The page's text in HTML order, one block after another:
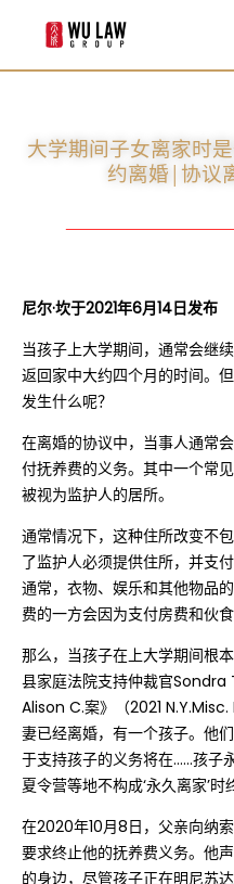
首页
移民法
商业法
律师团队
Emily L. Robinson
联系我们
大学期间子女离家时
约离婚|协议
尼尔·坎于2021年6月14日发布
当孩子上大学期间，通常会继
返回家中大约四个月的时间。
发生什么呢？
在离婚的协议中，当事人通常
付抚养费的义务。其中一个常
被视为监护人的居所。
通常情况下，这种住所改变不
了监护人必须提供住所，并支
通常，衣物、娱乐和其他物品
费的一方会因为支付房费和伙
那么，当孩子在上大学期间根
县家庭法院支持仲裁官
Alison C.案》（2021
妻已经离婚，有一个孩子。他
于支持孩子的义务将在......孩子
夏令营等地不构成‘永久离家’时
在2020年10月8日，父亲向纳
要求终止他的抚养费义务。他
的身边，尽管孩子正在明尼苏